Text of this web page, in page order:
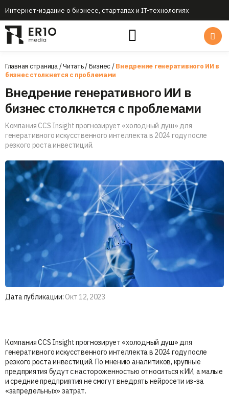
Интернет-издание о бизнесе, стартапах и IT-технологиях
Главная страница/Читать/Бизнес/Внедрение генеративного ИИ в
бизнес столкнется с проблемами
Внедрение генеративного ИИ в
бизнес столкнется с проблемами
Компания CCS Insight прогнозирует «холодный душ» для
генеративного искусственного интеллекта в 2024 году после
резкого роста инвестиций.
Дата публикации: Окт 12, 2023
Компания CCS Insight прогнозирует «холодный душ» для
генеративного искусственного интеллекта в 2024 году после
резкого роста инвестиций. По мнению аналитиков, крупные
предприятия будут с настороженностью относиться к ИИ, а малые
и средние предприятия не смогут внедрять нейросети из-за
«запредельных» затрат.